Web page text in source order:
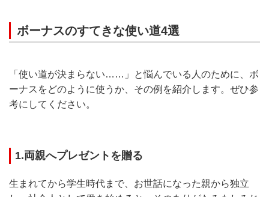
ボーナスのすてきな使い道4選
「使い道が決まらない……」と悩んでいる人のために、ボ
ーナスをどのように使うか、その例を紹介します。ぜひ参
考にしてください。
1.両親へプレゼントを贈る
生まれてから学生時代まで、お世話になった親から独立